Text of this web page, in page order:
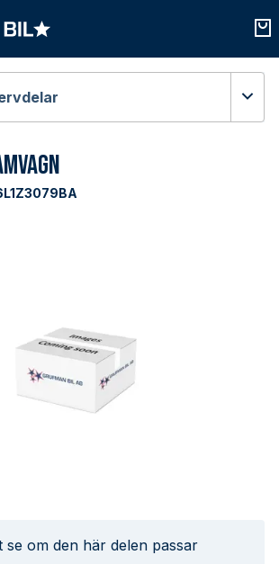
se om den här delen passar